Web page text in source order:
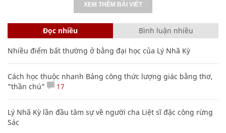
XEM THÊM BÀI VIẾT
Đọc nhiều Bình luận nhiều
Nhiều điểm bất thường ở bằng đại học của Lý Nhã Kỳ
Cách học thuộc nhanh Bảng công thức lượng giác bằng thơ,
"thần chú"
17
Lý Nhã Kỳ lần đầu tâm sự về người cha Liệt sĩ đặc công rừng
Sác